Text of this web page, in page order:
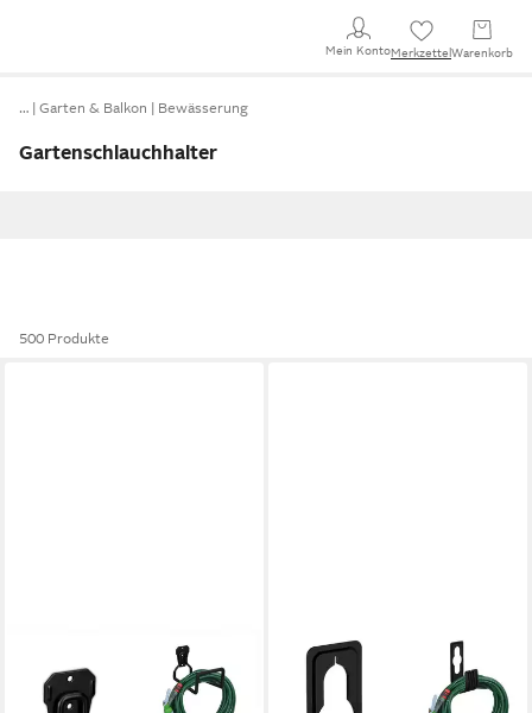
Mein KontoMerkzettel Warenkorb
… Garten & Balkon Bewässerung
Gartenschlauchhalter
500 Produkte
Schlauchhalterung Schwarzer
Schlauchhalter Wand
RELAXDAYS
Schlauchhalterung Schwarze
Schlauchhalter im 4er Set,